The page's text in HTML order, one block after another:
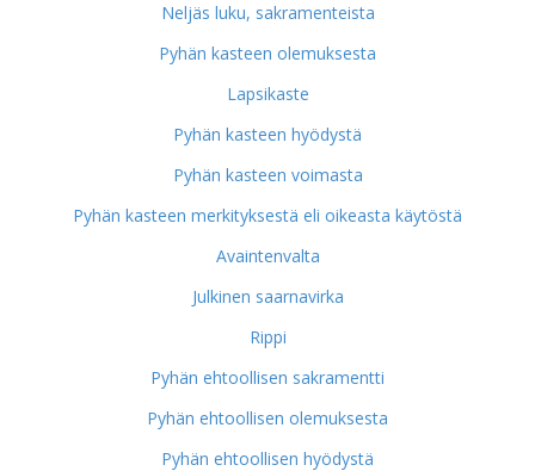
Neljäs luku, sakramenteista
Pyhän kasteen olemuksesta
Lapsikaste
Pyhän kasteen hyödystä
Pyhän kasteen voimasta
Pyhän kasteen merkityksestä eli oikeasta käytöstä
Avaintenvalta
Julkinen saarnavirka
Rippi
Pyhän ehtoollisen sakramentti
Pyhän ehtoollisen olemuksesta
Pyhän ehtoollisen hyödystä